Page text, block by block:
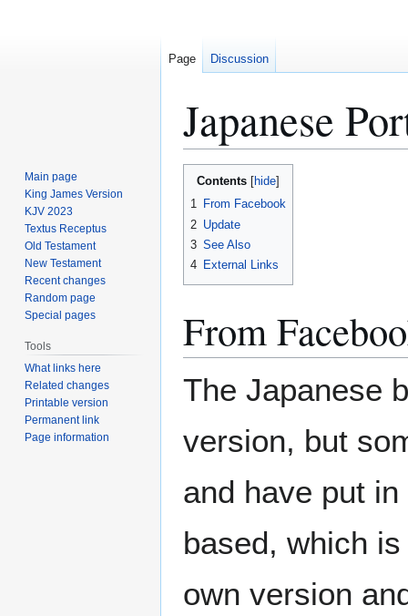
Japanese
Jump
Jump
Contents
1 From Facebook
2 Update
3 See Also
4 External Links
From
The Japanese
version, but
and have put
based, which
own version
Page Discussion
Main page
King James Version
KJV 2023
Textus Receptus
Old Testament
New Testament
Recent changes
Random page
Special pages
Tools
What links here
Related changes
Printable version
Permanent link
Page information